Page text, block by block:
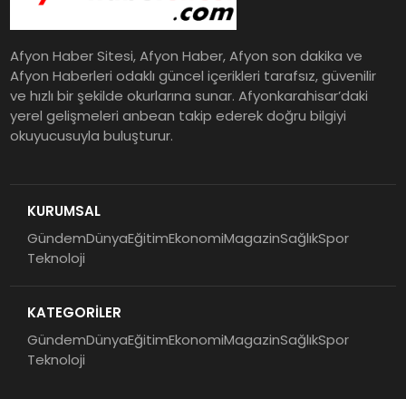
Afyon Haber Sitesi, Afyon Haber, Afyon son dakika ve
Afyon Haberleri odaklı güncel içerikleri tarafsız, güvenilir
ve hızlı bir şekilde okurlarına sunar. Afyonkarahisar’daki
yerel gelişmeleri anbean takip ederek doğru bilgiyi
okuyucusuyla buluşturur.
KURUMSAL
GündemDünyaEğitimEkonomiMagazinSağlıkSpor
Teknoloji
KATEGORİLER
GündemDünyaEğitimEkonomiMagazinSağlıkSpor
Teknoloji